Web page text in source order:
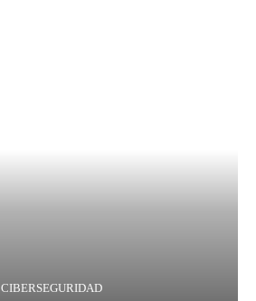
CIBERSEGURIDAD